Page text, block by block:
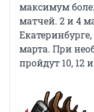
максимум
матчей. 2 и 4
марта. При
пройдут 10, 12